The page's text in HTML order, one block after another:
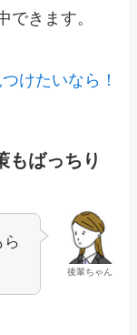
できます。
けたいなら！
もばっちり
後輩ちゃん